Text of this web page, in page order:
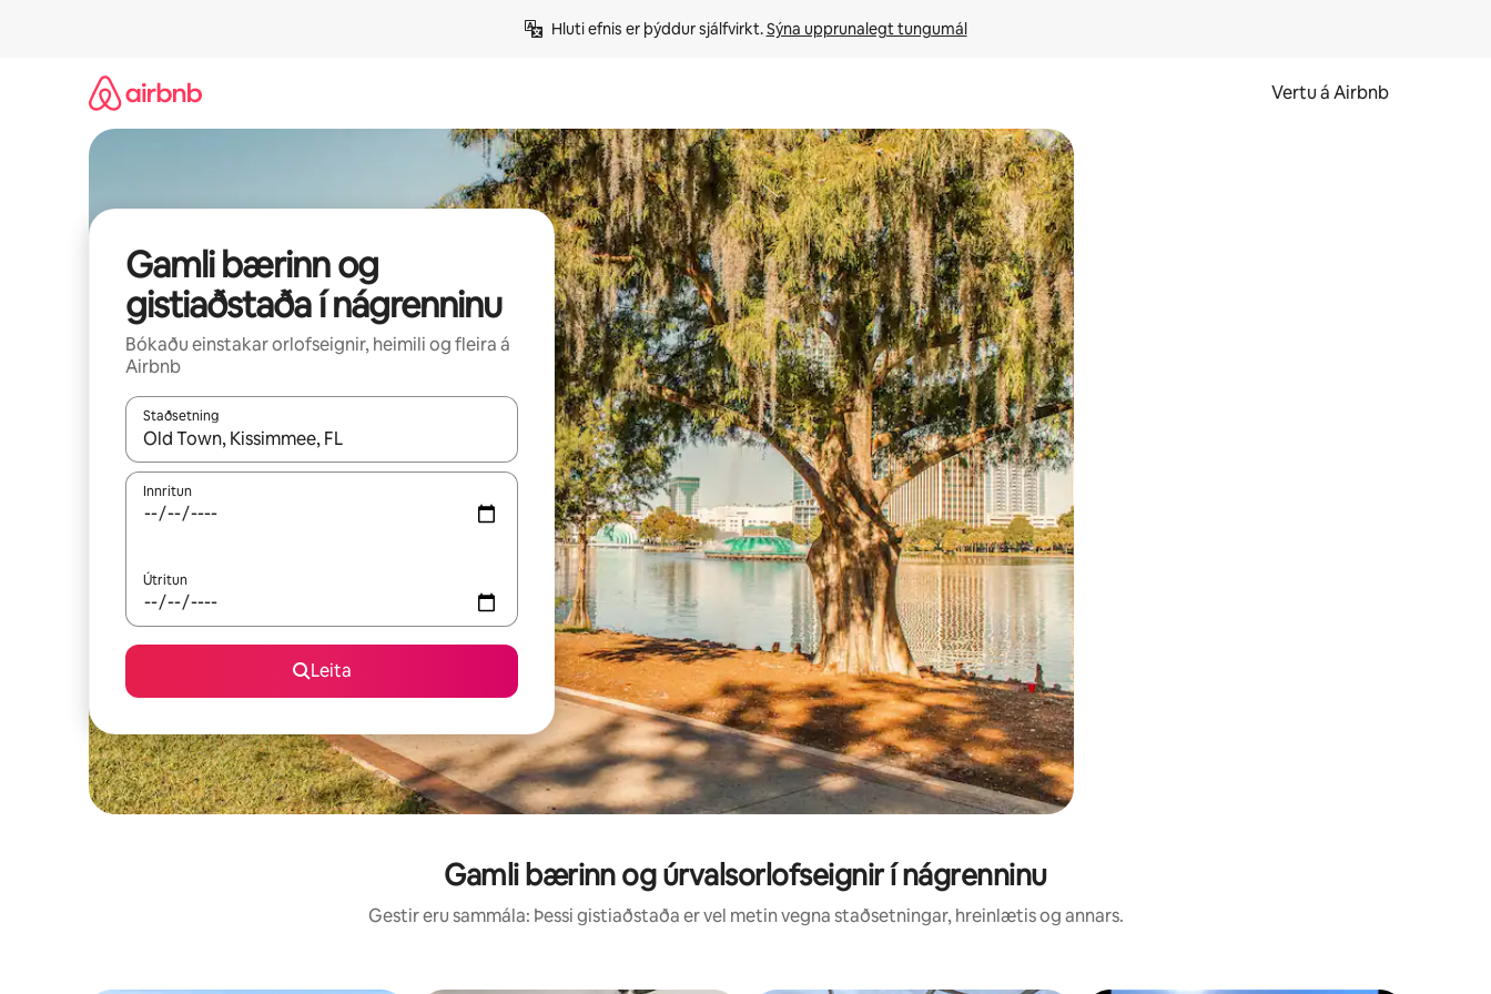
Hluti efnis er þýddur sjálfvirkt. Sýna upprunalegt tungumál
Vertu á Airbnb
Gamli bærinn og
gistiaðstaða í nágrenninu
Bókaðu einstakar orlofseignir, heimili og fleira á
Airbnb
Staðsetning
Þegar niðurstöður liggja fyrir skaltu nota upp og niður örvalyklana eða skoða með því að snerta eða strjúka.
Innritun
Útritun
Leita
Gamli bærinn og úrvalsorlofseignir í nágrenninu
Gestir eru sammála: Þessi gistiaðstaða er vel metin vegna staðsetningar, hreinlætis og annars.